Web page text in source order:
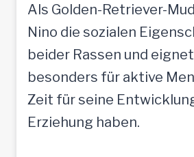
Als Golden-Retriever-
Nino die sozialen
beider Rassen und
besonders für aktive
Zeit für seine
Erziehung haben.